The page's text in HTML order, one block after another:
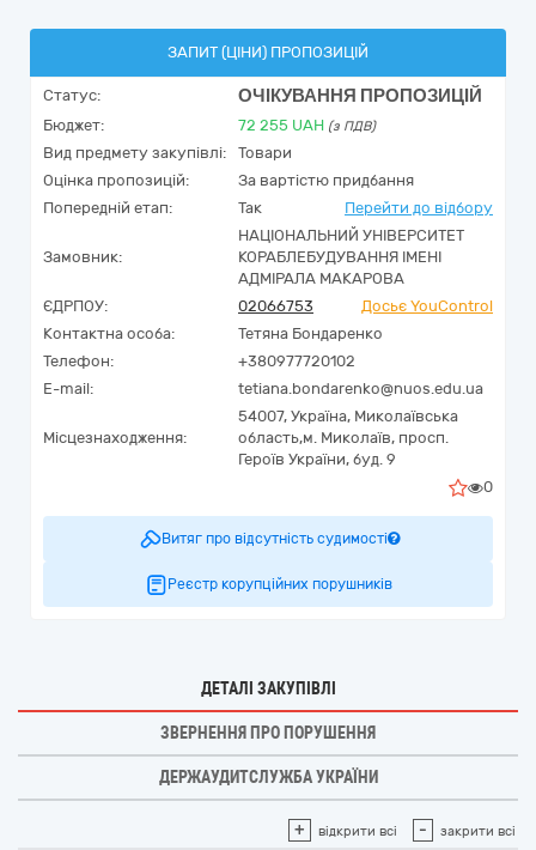
ЗАПИТ (ЦІНИ) ПРОПОЗИЦІЙ
Статус: ОЧІКУВАННЯ ПРОПОЗИЦІЙ
Бюджет: 72 255 UAH (з ПДВ)
Вид предмету закупівлі:
Товари
Оцінка пропозицій:
За вартістю придбання
Попередній етап:
Так Перейти до відбору
Замовник:
НАЦІОНАЛЬНИЙ УНІВЕРСИТЕТ
КОРАБЛЕБУДУВАННЯ ІМЕНІ
АДМІРАЛА МАКАРОВА
ЄДРПОУ:
02066753
Досьє YouControl
Контактна особа:
Тетяна Бондаренко
Телефон:
+380977720102
E-mail:
tetiana.bondarenko@nuos.edu.ua
Місцезнаходження:
54007, Україна, Миколаївська
область,м. Миколаїв, просп.
Героїв України, буд. 9
0
Витяг про відсутність судимості
Реєстр корупційних порушників
ДЕТАЛІ ЗАКУПІВЛІ
ЗВЕРНЕННЯ ПРО ПОРУШЕННЯ
ДЕРЖАУДИТСЛУЖБА УКРАЇНИ
+ відкрити всі - закрити всі